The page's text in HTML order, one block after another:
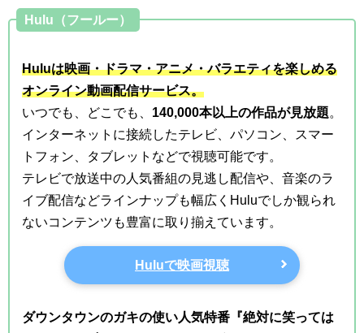
Hulu（フールー）
Huluは映画・ドラマ・アニメ・バラエティを楽しめる
オンライン動画配信サービス。
いつでも、どこでも、 140,000本以上の作品が見放題。
インターネットに接続したテレビ、パソコン、スマー
トフォン、タブレットなどで視聴可能です。
テレビで放送中の人気番組の見逃し配信や、音楽のラ
イブ配信などラインナップも幅広くHuluでしか観られ
ないコンテンツも豊富に取り揃えています。
Huluで映画視聴
ダウンタウンのガキの使い人気特番『絶対に笑っては